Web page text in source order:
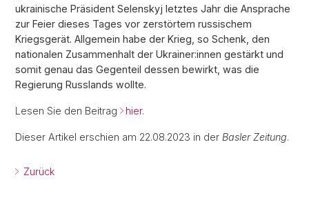
ukrainische Präsident Selenskyj letztes Jahr die Ansprache
zur Feier dieses Tages vor zerstörtem russischem
Kriegsgerät. Allgemein habe der Krieg, so Schenk, den
nationalen Zusammenhalt der Ukrainer:innen gestärkt und
somit genau das Gegenteil dessen bewirkt, was die
Regierung Russlands wollte.
Lesen Sie den Beitrag hier.
Dieser Artikel erschien am 22.08.2023 in der Basler Zeitung.
Zurück